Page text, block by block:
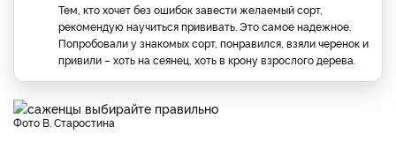
Тем, кто хочет без ошибок завести желаемый сорт,
рекомендую научиться прививать. Это самое надежное.
Попробовали у знакомых сорт, понравился, взяли черенок и
привили – хоть на сеянец, хоть в крону взрослого дерева.
фото В. Старостина